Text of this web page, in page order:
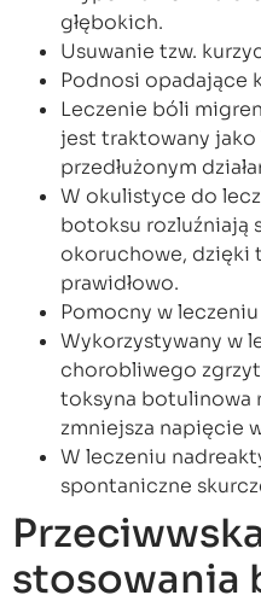
głębokich.
Usuwanie tzw.
Podnosi opadające
Leczenie bóli
jest traktowany
przedłużonym
W okulistyce do
botoksu rozluźniają
okoruchowe, dzięki
prawidłowo.
Pomocny w
Wykorzystywany w
chorobliwego
toksyna botulinowa
zmniejsza napięcie
W leczeniu
spontaniczne
stosowania